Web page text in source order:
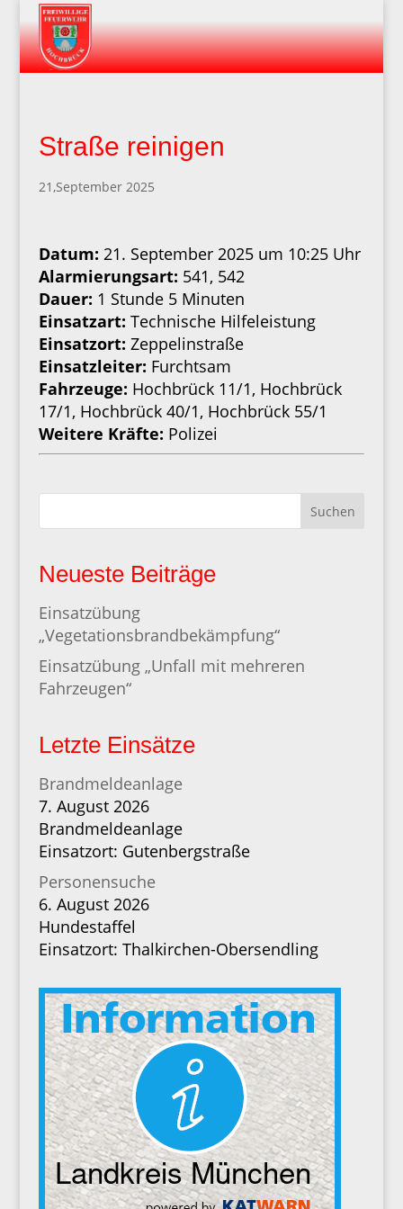
Straße reinigen
21,September 2025
Datum: 21. September 2025 um 10:25 Uhr
Alarmierungsart: 541, 542
Dauer: 1 Stunde 5 Minuten
Einsatzart: Technische Hilfeleistung
Einsatzort: Zeppelinstraße
Einsatzleiter: Furchtsam
Fahrzeuge: Hochbrück 11/1, Hochbrück
17/1, Hochbrück 40/1, Hochbrück 55/1
Weitere Kräfte: Polizei
Suchen
Neueste Beiträge
Einsatzübung
„Vegetationsbrandbekämpfung“
Einsatzübung „Unfall mit mehreren
Fahrzeugen“
Letzte Einsätze
Brandmeldeanlage
7. August 2026
Brandmeldeanlage
Einsatzort: Gutenbergstraße
Personensuche
6. August 2026
Hundestaffel
Einsatzort: Thalkirchen-Obersendling